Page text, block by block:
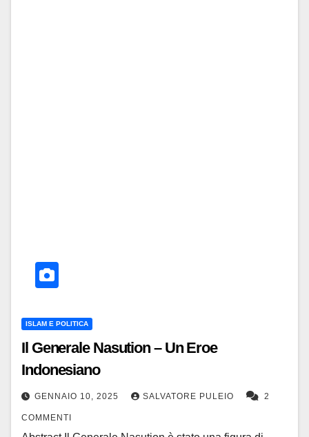
ISLAM E POLITICA
Il Generale Nasution – Un Eroe
Indonesiano
GENNAIO 10, 2025 SALVATORE PULEIO 2
COMMENTI